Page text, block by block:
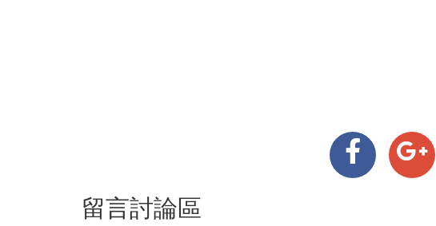
留言討論區